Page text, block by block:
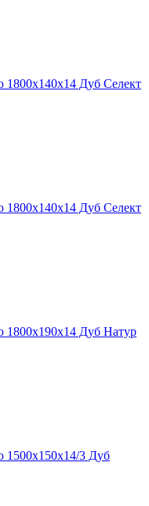
1800х140х14 Дуб Селект
1800х140х14 Дуб Селект
1800х190х14 Дуб Натур
1500х150х14/3 Дуб